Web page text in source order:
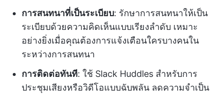
การสนทนาที่เป็นระเบียบ: รักษาการสนทนาให้เป็น
ระเบียบด้วยความคิดเห็นแบบเรียงลำดับ เหมาะ
อย่างยิ่งเมื่อคุณต้องการแจ้งเตือนใครบางคนใน
ระหว่างการสนทนา
การติดต่อทันที: ใช้ Slack Huddles สำหรับการ
ประชุมเสียงหรือวิดีโอแบบฉับพลัน ลดความจำเป็น